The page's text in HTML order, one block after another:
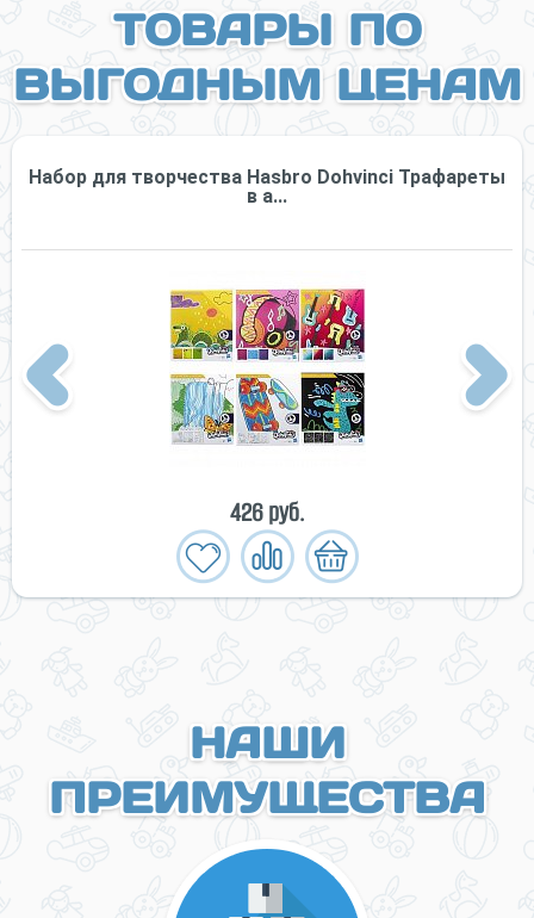
ТОВАРЫ ПО
ВЫГОДНЫМ ЦЕНАМ
Previous
Набор для творчества Hasbro Dohvinci Трафареты
в а...
426 руб.
Next
НАШИ
ПРЕИМУЩЕСТВА